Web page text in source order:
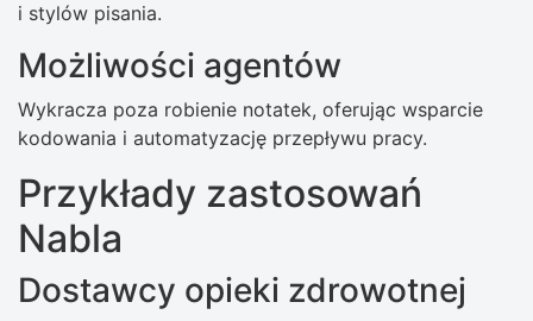
i stylów pisania.
Możliwości agentów
Wykracza poza robienie notatek, oferując wsparcie
kodowania i automatyzację przepływu pracy.
Przykłady zastosowań
Nabla
Dostawcy opieki zdrowotnej